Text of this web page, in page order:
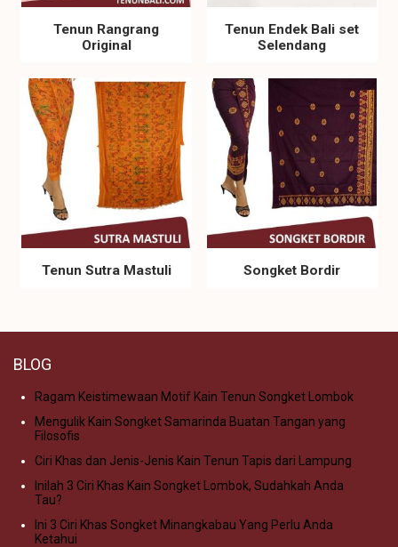
Tenun Rangrang
Original
Tenun Endek Bali set
Selendang
Tenun Sutra Mastuli Songket Bordir
BLOG
Ragam Keistimewaan Motif Kain Tenun Songket Lombok
Mengulik Kain Songket Samarinda Buatan Tangan yang
Filosofis
Ciri Khas dan Jenis-Jenis Kain Tenun Tapis dari Lampung
Inilah 3 Ciri Khas Kain Songket Lombok, Sudahkah Anda
Tau?
Ini 3 Ciri Khas Songket Minangkabau Yang Perlu Anda
Ketahui